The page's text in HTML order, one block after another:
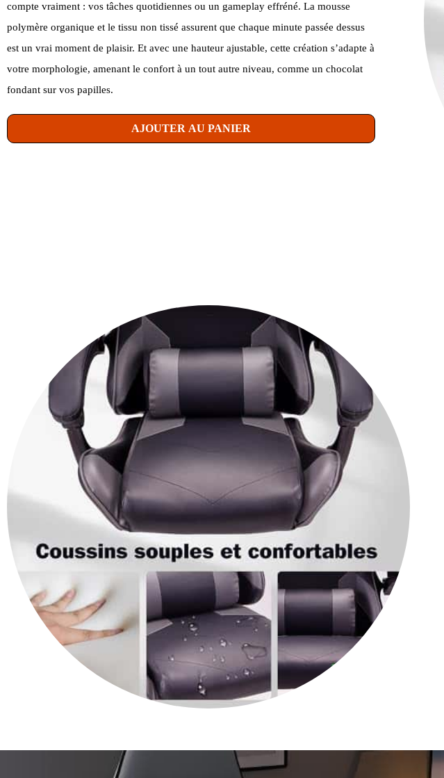
compte vraiment : vos tâches quotidiennes ou un gameplay effréné. La mousse
polymère organique et le tissu non tissé assurent que chaque minute passée dessus
est un vrai moment de plaisir. Et avec une hauteur ajustable, cette création s’adapte à
votre morphologie, amenant le confort à un tout autre niveau, comme un chocolat
fondant sur vos papilles.
AJOUTER AU PANIER